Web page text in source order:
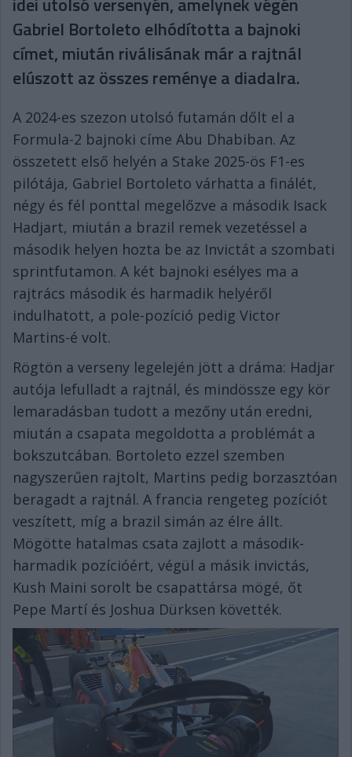
Gabriel Bortoleto elhódította a bajnoki
címet, miután riválisának már a rajtnál
elúszott az összes reménye a diadalra.
A 2024-es szezon utolsó futamán dőlt el a
Formula-2 bajnoki címe Abu Dhabiban. Az
összetett első helyén a Stake 2025-ös F1-es
pilótája, Gabriel Bortoleto várhatta a finálét,
négy és fél ponttal megelőzve a második Isack
Hadjart, miután a brazil remek vezetéssel a
második helyen hozta be az Invictát a szombati
sprintfutamon. A két bajnoki esélyes ma a
rajtrács második és harmadik helyéről
indulhatott, a pole-pozíció pedig Victor
Martins-é volt.
Rögtön a verseny legelején jött a dráma: Hadjar
autója lefulladt a rajtnál, és mindössze egy kör
lemaradásban tudott a mezőny után eredni,
miután a csapata megoldotta a problémát a
bokszutcában. Bortoleto ezzel szemben
nagyszerűen rajtolt, Martins pedig borzasztóan
beragadt a rajtnál. A francia rengeteg pozíciót
veszített, míg a brazil simán az élre állt.
Mögötte hatalmas csata zajlott a második-
harmadik pozícióért, végül a másik invictás,
Kush Maini sorolt be csapattársa mögé, őt
Pepe Martí és Joshua Dürksen követték.